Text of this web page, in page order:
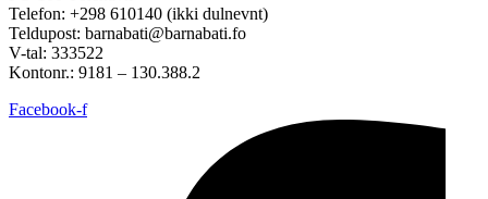
Telefon: +298 610140 (ikki dulnevnt)
Teldupost: barnabati@barnabati.fo
V-tal: 333522
Kontonr.: 9181 – 130.388.2
Facebook-f